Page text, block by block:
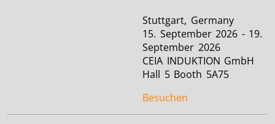
Stuttgart, Germany
15. September 2026 - 19.
September 2026
CEIA INDUKTION GmbH
Hall 5 Booth 5A75
Besuchen